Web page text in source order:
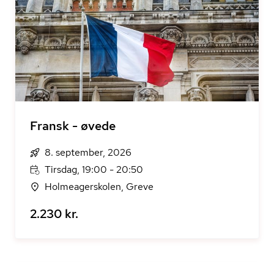
Fransk - øvede
8. september, 2026
Tirsdag, 19:00 - 20:50
Holmeagerskolen, Greve
2.230 kr.